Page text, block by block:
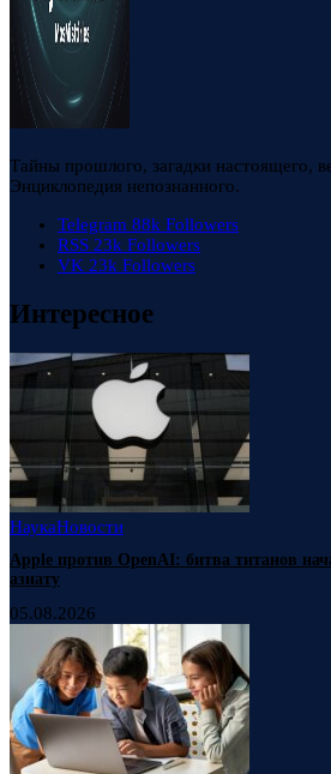
Тайны прошлого, загадки настоящего,
Энциклопедия непознанного.
Telegram 88k Followers
RSS 23k Followers
VK 23k Followers
Интересное
НаукаНовости
Apple против OpenAI: битва титанов
азиату
05.08.2026